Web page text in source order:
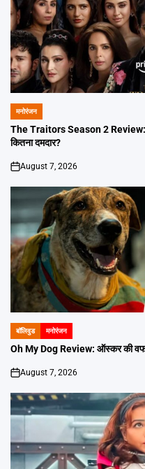
POSTED
IN
मनोरंजन
The Traitors Season 2
कितना दमदार?
on
August 7, 2026
POSTED
IN
बॉलिवुड मनोरंजन
Oh My Dog Review: ऑस्कर की
on
August 7, 2026